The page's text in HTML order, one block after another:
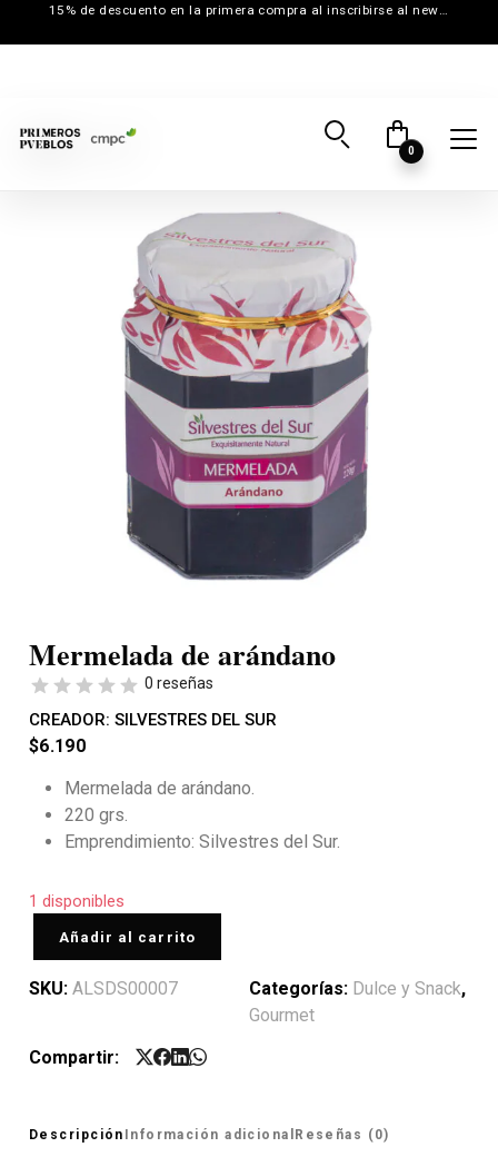
15% de descuento en la primera compra al inscribirse al newsletter
0
Mermelada de arándano
0 reseñas
CREADOR: SILVESTRES DEL SUR
$6.190
Mermelada de arándano.
220 grs.
Emprendimiento: Silvestres del Sur.
1 disponibles
Añadir al carrito
SKU: ALSDS00007 Categorías: Dulce y Snack,
Gourmet
Compartir:
Descripción Información adicional Reseñas (0)